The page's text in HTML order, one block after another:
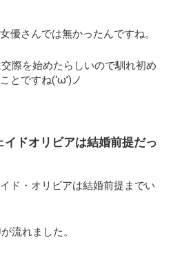
優さんでは無かったんですね。
際を始めたらしいので馴れ初め
とですね(‘ω’)ノ
イドオリビアは結婚前提だっ
ド・オリビアは結婚前提までい
流れました。